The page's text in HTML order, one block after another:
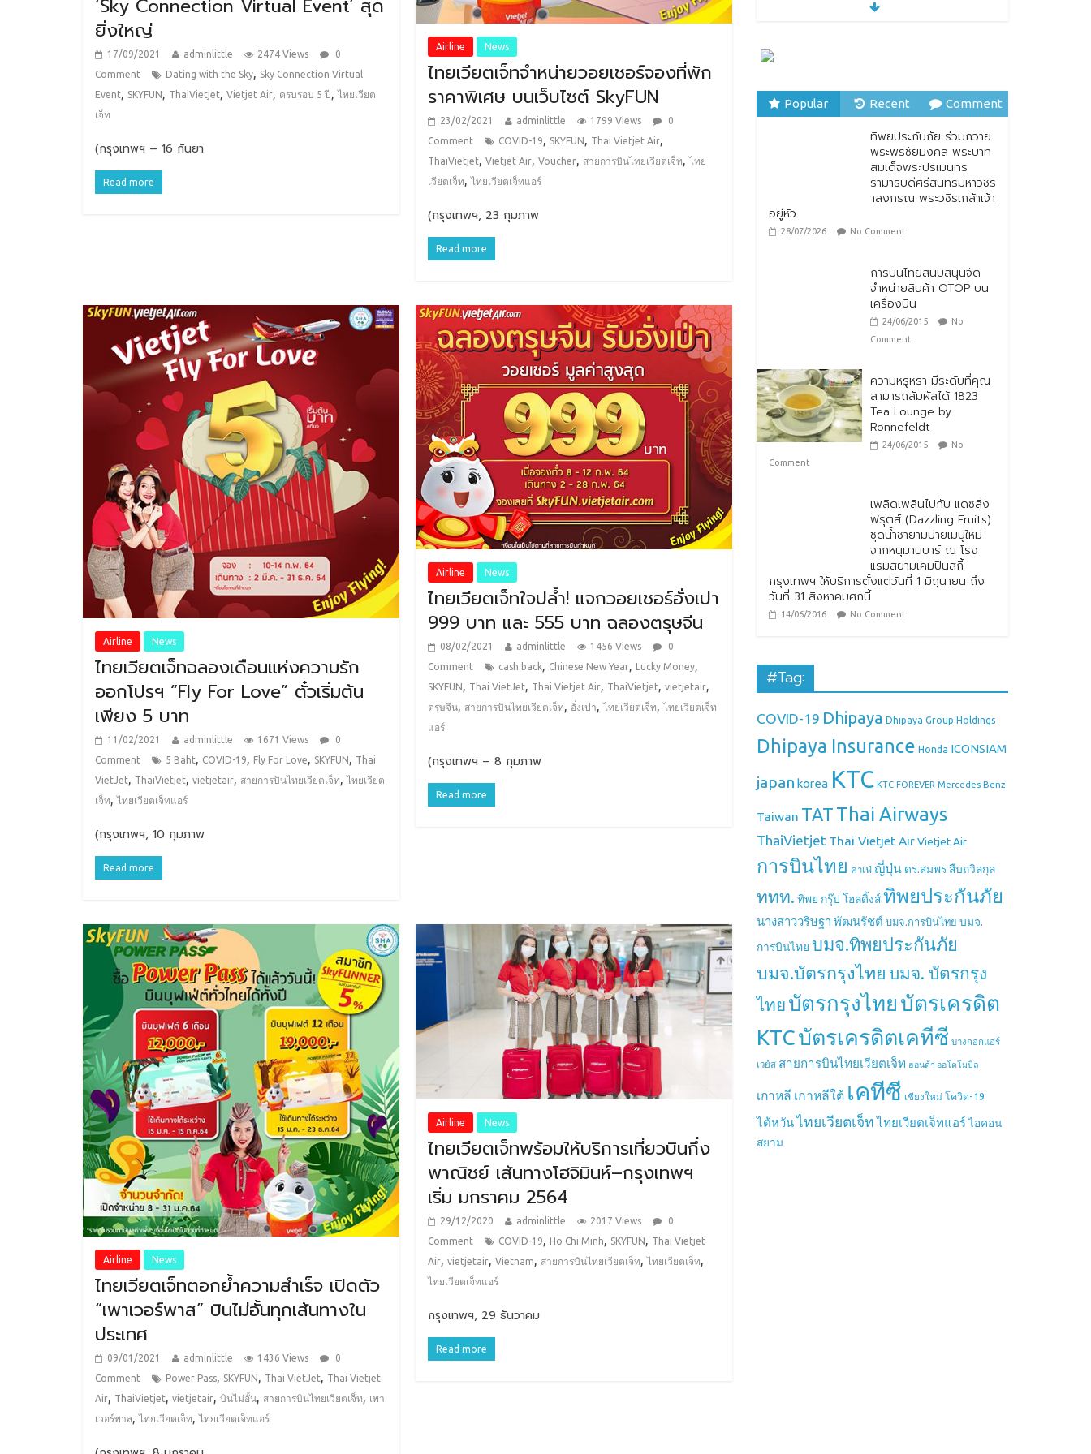
‘Sky Connection Virtual Event’ สุด
ยิ่งใหญ่
17/09/2021 adminlittle 2474 Views
0
Comment
Dating with the Sky, Sky Connection Virtual
Event, SKYFUN, ThaiVietjet, Vietjet Air, ครบรอบ 5 ปี,ไทยเวียต
เจ็ท
(กรุงเทพฯ – 16 กันยา
Read more
Airline News
ไทยเวียตเจ็ทจำหน่ายวอยเชอร์จองที่พัก
ราคาพิเศษ บนเว็บไซต์ SkyFUN
23/02/2021 adminlittle 1799 Views
0
Comment
COVID-19, SKYFUN , Thai Vietjet Air,
ThaiVietjet,Vietjet Air,Voucher, สายการบินไทยเวียตเจ็ท,ไทย
เวียตเจ็ท,ไทยเวียตเจ็ทแอร์
(กรุงเทพฯ, 23 กุมภาพ
Read more
Airline News
ไทยเวียตเจ็ทฉลองเดือนแห่งความรัก
ออกโปรฯ “Fly For Love” ตั๋วเริ่มต้น
เพียง 5 บาท
11/02/2021 adminlittle 1671 Views
0
Comment
5 Baht COVID-19 Fly For Love SKYFUN
Thai
VietJet
ThaiVietjet vietjetair สายการบินไทยเวียตเจ็ท ,ไทยเวียต
เจ็ท
,ไทยเวียตเจ็ทแอร์
(กรุงเทพฯ, 10 กุมภาพ
Read more
Airline News
ไทยเวียตเจ็ทใจปล้ำ! แจกวอยเชอร์อั่งเปา
999 บาท และ 555 บาท ฉลองตรุษจีน
08/02/2021 adminlittle 1456 Views
0
Comment
cash back, Chinese New Year, Lucky Money,
SKYFUN, Thai VietJet, Thai Vietjet Air, ThaiVietjet,vietjetair,
ตรุษจีน, สายการบินไทยเวียตเจ็ท, อั่งเปา,ไทยเวียตเจ็ท,ไทยเวียตเจ็ท
แอร์
(กรุงเทพฯ – 8 กุมภาพ
Read more
Airline News
ไทยเวียตเจ็ทตอกย้ำความสำเร็จ เปิดตัว
“เพาเวอร์พาส” บินไม่อั้นทุกเส้นทางใน
ประเทศ
09/01/2021 adminlittle 1436 Views
0
Comment
Power Pass, SKYFUN, Thai VietJet, Thai Vietjet
Air, ThaiVietjet, vietjetair, บินไม่อั้น, สายการบินไทยเวียตเจ็ท, เพา
เวอร์พาส,ไทยเวียตเจ็ท,ไทยเวียตเจ็ทแอร์
Airline News
ไทยเวียตเจ็ทพร้อมให้บริการเที่ยวบินกึ่ง
พาณิชย์ เส้นทางโฮจิมินห์–กรุงเทพฯ
เริ่ม มกราคม 2564
29/12/2020 adminlittle 2017 Views
0
Comment
COVID-19, Ho Chi Minh, SKYFUN , Thai Vietjet
Air,vietjetair,Vietnam, สายการบินไทยเวียตเจ็ท,ไทยเวียตเจ็ท,
ไทยเวียตเจ็ทแอร์
กรุงเทพฯ, 29 ธันวาคม
Read more
No Comment
พันธมิตรเชิงกลยุทธ์ ยก
ระดับบริการดิจิทัลและการ
เข้าถึงประกันภัยเพื่อ
No Comment
ตกแต่งบ้านรับหน้าฝน
24/07/2026
No
Popular Recent Comment
ทิพยประกันภัย ร่วมถวาย
พระพรชัยมงคล พระบาท
สมเด็จพระปรเมนทร
รามาธิบดีศรีสินทรมหาวชิร
าลงกรณ พระวชิรเกล้าเจ้า
อยู่หัว
28/07/2026 No Comment
การบินไทยสนับสนุนจัด
จำหน่ายสินค้า OTOP บน
เครื่องบิน
24/06/2015
No
Comment
ความหรูหรา มีระดับที่คุณ
สามารถสัมผัสได้ 1823
Tea Lounge by
Ronnefeldt
24/06/2015
No
Comment
เพลิดเพลินไปกับ แดซลิ่ง
ฟรุตส์ (Dazzling Fruits)
ชุดน้ำชายามบ่ายเมนูใหม่
จากหนุมานบาร์ ณ โรง
แรมสยามเคมปินสกี้
กรุงเทพฯ ให้บริการตั้งแต่วันที่ 1 มิถุนายน ถึง
วันที่ 31 สิงหาคมศกนี้
14/06/2016 No Comment
#Tag:
COVID-19 Dhipaya Dhipaya Group Holdings
Dhipaya Insurance Honda ICONSIAM
japan korea KTC KTC FOREVER Mercedes-Benz
Taiwan TAT Thai Airways
ThaiVietjet Thai Vietjet AirVietjet Air
การบินไทย คาเฟ่ ญี่ปุ่น ดร.สมพร สืบถวิลกุล
ททท. ทิพย กรุ๊ป โฮลดิ้งส์ทิพยประกันภัย
นางสาววริษฐา พัฒนรัชต์ บมจ.การบินไทย บมจ.
การบินไทย บมจ.ทิพยประกันภัย
บมจ.บัตรกรุงไทย บมจ. บัตรกรุง
ไทย บัตรกรุงไทย บัตรเครดิต
KTCบัตรเครดิตเคทีซี บางกอกแอร์
เวย์ส สายการบินไทยเวียตเจ็ท ฮอนด้า ออโตโมบิล
เกาหลี เกาหลีใต้ เคทีซี เชียงใหม่ โควิด-19
ไต้หวันไทยเวียตเจ็ท ไทยเวียตเจ็ทแอร์ไอคอน
สยาม